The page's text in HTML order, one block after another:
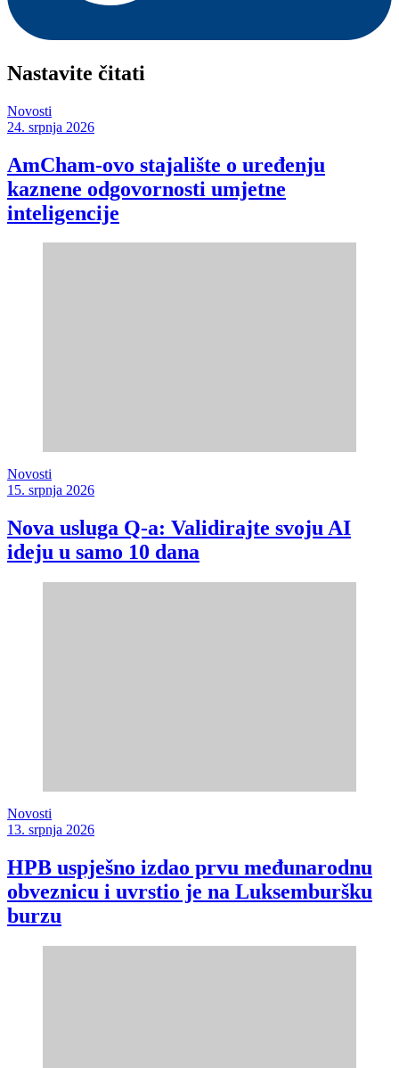
Nastavite čitati
Novosti
24. srpnja 2026
AmCham-ovo stajalište o uređenju
kaznene odgovornosti umjetne
inteligencije
Novosti
15. srpnja 2026
Nova usluga Q-a: Validirajte svoju AI
ideju u samo 10 dana
Novosti
13. srpnja 2026
HPB uspješno izdao prvu međunarodnu
obveznicu i uvrstio je na Luksemburšku
burzu